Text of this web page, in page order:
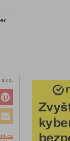
s.r.o.